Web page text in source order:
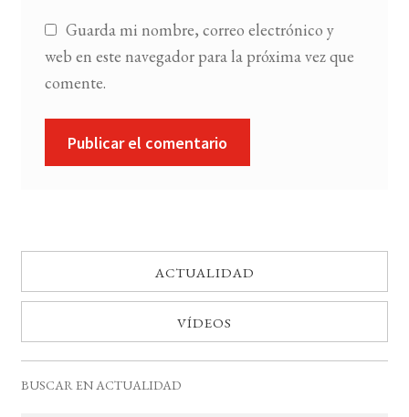
Guarda mi nombre, correo electrónico y
web en este navegador para la próxima vez que
comente.
ACTUALIDAD
VÍDEOS
BUSCAR EN ACTUALIDAD